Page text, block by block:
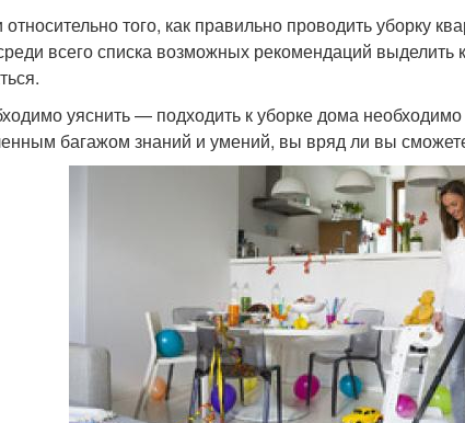
того, как правильно проводить уборку
всего списка возможных рекомендаций выделить
уяснить — подходить к уборке дома
багажом знаний и умений, вы вряд ли вы